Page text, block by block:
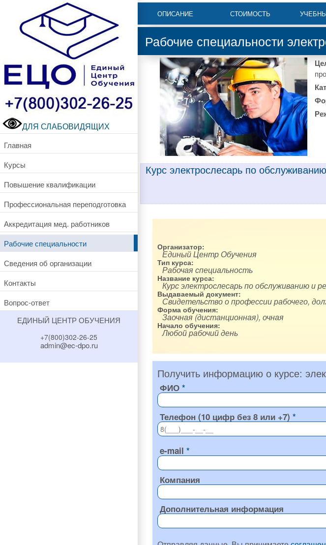
ДЛЯ СЛАБОВИДЯЩИХ
Главная
Курсы
Повышение квалификации
Профессиональная переподготовка
Аккредитация мед. работников
Рабочие специальности
Сведения об организации
Контакты
Вопрос-ответ
ЕДИНЫЙ ЦЕНТР ОБУЧЕНИЯ
+7(800)302-26-25
admin@ec-dpo.ru
ОПИСАНИЕ СТОИМОСТЬ
Рабочие специальности
Курс электрослесарь по
Организатор:
Единый Центр Обучения
Тип курса:
Рабочая специальность
Название курса:
Курс электрослесарь по обслуживанию и
Выдаваемый документ:
Свидетельство о профессии рабочего,
Форма обучения:
Заочная (дистанционная), очная
Начало обучения:
Любой рабочий день
Получить информацию о курсе:
ФИО
Телефон (10 цифр без 8 или +7)
e-mail
Компания
Дополнительная информация